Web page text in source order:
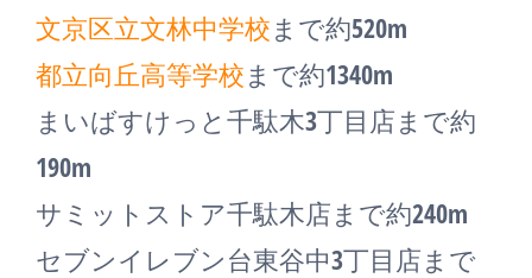
文京区立文林中学校まで約520m
都立向丘高等学校まで約1340m
まいばすけっと千駄木3丁目店まで約
190m
サミットストア千駄木店まで約240m
セブンイレブン台東谷中3丁目店まで